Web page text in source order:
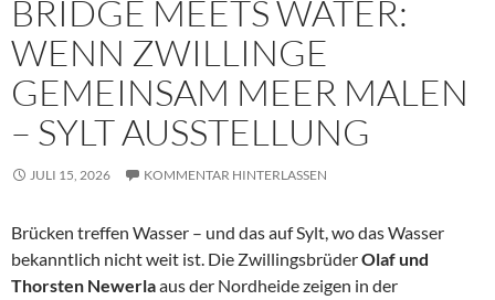
BRIDGE MEETS WATER:
WENN ZWILLINGE
GEMEINSAM MEER MALEN
– SYLT AUSSTELLUNG
JULI 15, 2026 KOMMENTAR HINTERLASSEN
Brücken treffen Wasser – und das auf Sylt, wo das Wasser
bekanntlich nicht weit ist. Die ZwillingsbrüderOlaf und
Thorsten Newerlaaus der Nordheide zeigen in der